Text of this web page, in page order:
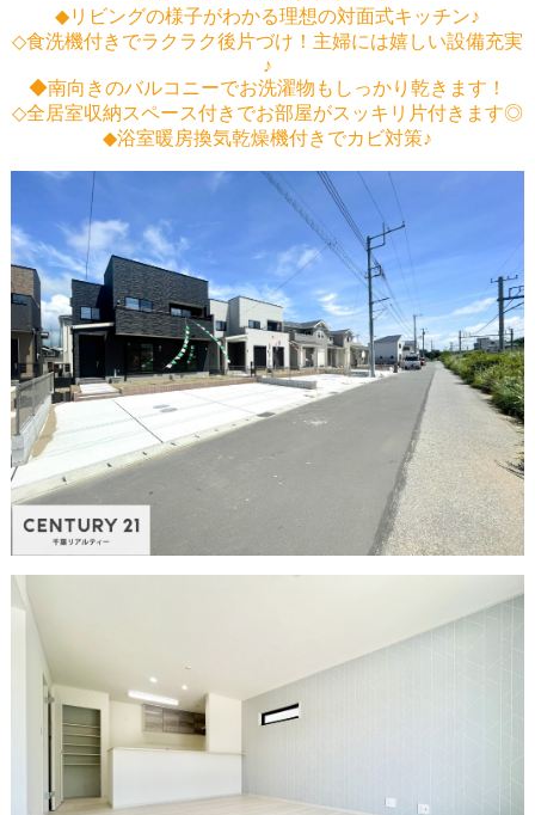
◆リビングの様子がわかる理想の対面式キッチン♪
◇食洗機付きでラクラク後片づけ！主婦には嬉しい設備充実
♪
◆南向きのバルコニーでお洗濯物もしっかり乾きます！
◇全居室収納スペース付きでお部屋がスッキリ片付きます◎
◆浴室暖房換気乾燥機付きでカビ対策♪